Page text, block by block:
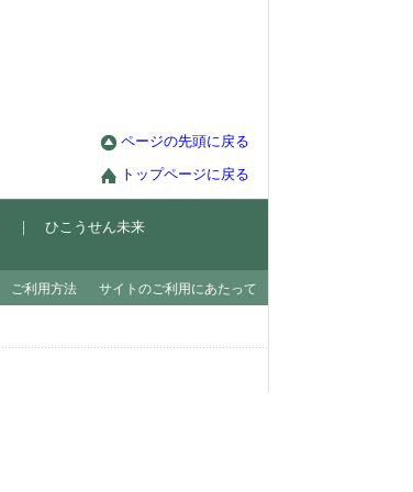
ページの先頭に戻る
トップページに戻る
｜ ひこうせん未来
サイトのご利用にあたって
ご利用方法